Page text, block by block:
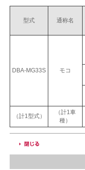
型式 通称名
DBA-MG33S モコ
（計1型式）
（計1車
種）